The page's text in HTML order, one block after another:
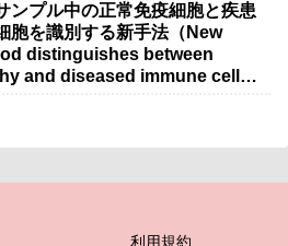
ンプル中の正常免疫細胞と疾患
胞を識別する新手法（New
distinguishes between
and diseased immune cells
利用規約